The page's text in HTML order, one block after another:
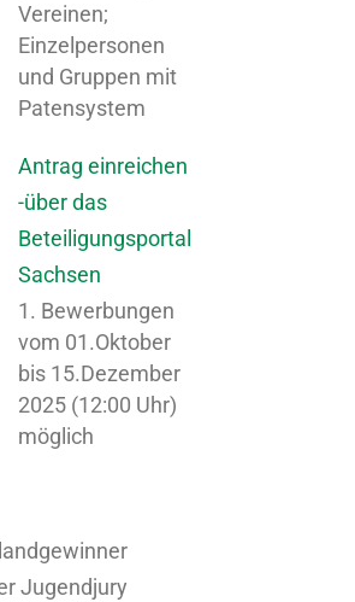
Vereinen;
Einzelpersonen
und Gruppen mit
Patensystem
Antrag einreichen
-über das
Beteiligungsportal
Sachsen
Bewerbungen
vom 01.Oktober
bis 15.Dezember
2025 (12:00 Uhr)
möglich
Jugendjury